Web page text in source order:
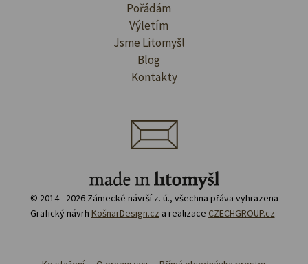
Pořádám
Výletím
Jsme Litomyšl
Blog
Kontakty
© 2014 - 2026 Zámecké návrší z. ú., všechna přáva vyhrazena
Grafický návrh KošnarDesign.cz a realizace CZECHGROUP.cz